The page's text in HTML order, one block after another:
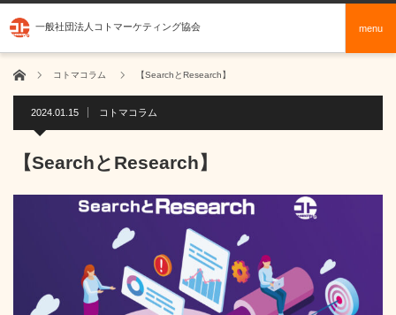
一般社団法人コトマーケティング協会 menu
ホーム コトマコラム 【SearchとResearch】
2024.01.15 コトマコラム
【SearchとResearch】